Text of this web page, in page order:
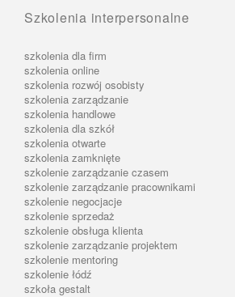
Szkolenia interpersonalne
szkolenia dla firm
szkolenia online
szkolenia rozwój osobisty
szkolenia zarządzanie
szkolenia handlowe
szkolenia dla szkół
szkolenia otwarte
szkolenia zamknięte
szkolenie zarządzanie czasem
szkolenie zarządzanie pracownikami
szkolenie negocjacje
szkolenie sprzedaż
szkolenie obsługa klienta
szkolenie zarządzanie projektem
szkolenie mentoring
szkolenie łódź
szkoła gestalt